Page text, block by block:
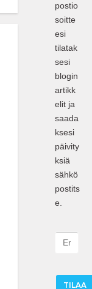
postio
soitte
esi
tilatak
sesi
blogin
artikk
elit ja
saada
ksesi
päivity
ksiä
sähkö
postits
e.